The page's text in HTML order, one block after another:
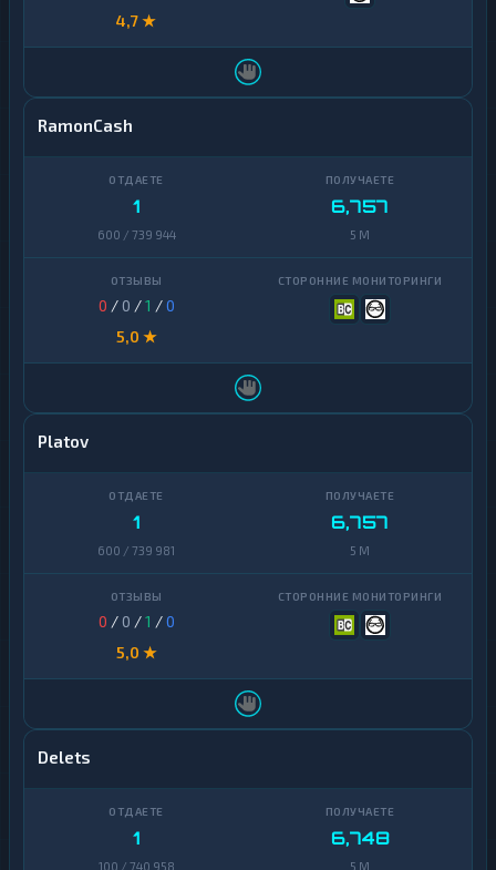
4,7 ★
RamonCash
1
600 / 739 944
6,757
5 M
0 / 0 /1 /0
5,0 ★
Platov
1
600 / 739 981
6,757
5 M
0 / 0 /1 /0
5,0 ★
Delets
1
100 / 740 958
6,748
5 M